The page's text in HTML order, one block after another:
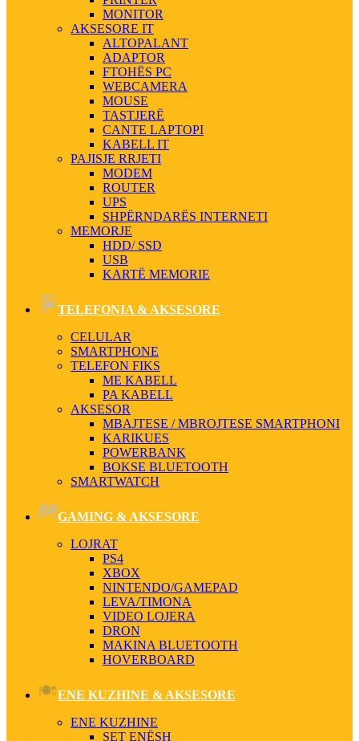
MONITOR
AKSESORE IT
ALTOPALANT
ADAPTOR
FTOHËS PC
WEBCAMERA
MOUSE
TASTJERË
CANTE LAPTOPI
KABELL IT
PAJISJE RRJETI
MODEM
ROUTER
UPS
SHPËRNDARËS INTERNETI
MEMORJE
HDD/ SSD
USB
KARTË MEMORIE
TELEFONIA & AKSESORE
CELULAR
SMARTPHONE
TELEFON FIKS
ME KABELL
PA KABELL
AKSESOR
MBAJTESE / MBROJTESE SMARTPHONI
KARIKUES
POWERBANK
BOKSE BLUETOOTH
SMARTWATCH
GAMING & AKSESORE
LOJRAT
PS4
XBOX
NINTENDO/GAMEPAD
LEVA/TIMONA
VIDEO LOJERA
DRON
MAKINA BLUETOOTH
HOVERBOARD
ENE KUZHINE & AKSESORE
ENE KUZHINE
SET ENËSH